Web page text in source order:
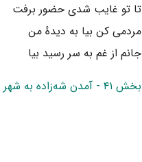
تا تو غایب شدی حضور برفت
مردمی کن بیا به دیدهٔ من
جانم از غم به سر رسید بیا
بخش ۴۱ - آمدن شه‌زاده به شهر و کیفیت استقبال او